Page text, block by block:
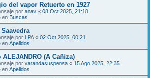
del vapor Retuerto en 1927
por anav « 08 Oct 2025, 21:18
en Buscas
por LPA « 02 Oct 2025, 00:21
en Apelidos
(A Cañiza)
por varandasuspensa « 15 Ago 2025, 22:35
en Apelidos